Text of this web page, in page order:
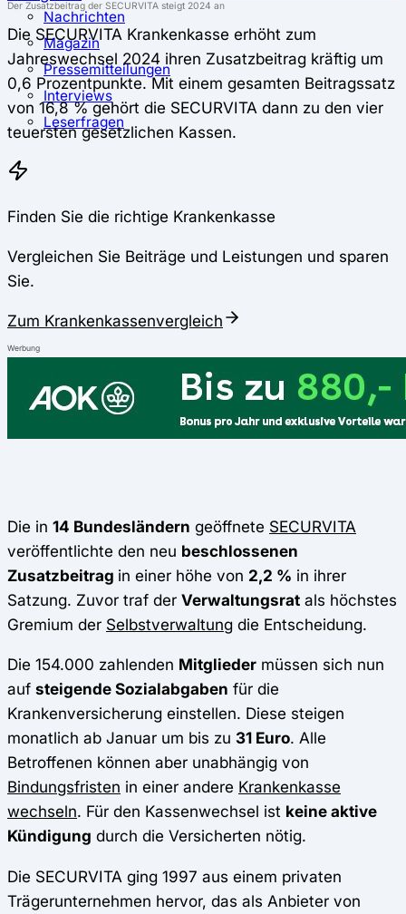
Nachrichten
Magazin
Pressemitteilungen
Interviews
Leserfragen
Der Zusatzbeitrag der SECURVITA steigt 2024 an
Die SECURVITA Krankenkasse erhöht zum
Jahreswechsel 2024 ihren Zusatzbeitrag kräftig um
0,6 Prozentpunkte. Mit einem gesamten Beitragssatz
von 16,8 % gehört die SECURVITA dann zu den vier
teuersten gesetzlichen Kassen.
Finden Sie die richtige Krankenkasse
Vergleichen Sie Beiträge und Leistungen und sparen
Sie.
Zum Krankenkassenvergleich
Werbung
Die in 14 Bundesländern geöffnete SECURVITA
veröffentlichte den neu beschlossenen
Zusatzbeitrag in einer höhe von 2,2 % in ihrer
Satzung. Zuvor traf der Verwaltungsrat als höchstes
Gremium der Selbstverwaltung die Entscheidung.
Die 154.000 zahlenden Mitglieder müssen sich nun
auf steigende Sozialabgaben für die
Krankenversicherung einstellen. Diese steigen
monatlich ab Januar um bis zu 31 Euro. Alle
Betroffenen können aber unabhängig von
Bindungsfristen in einer andere Krankenkasse
wechseln. Für den Kassenwechsel ist keine aktive
Kündigung durch die Versicherten nötig.
Die SECURVITA ging 1997 aus einem privaten
Trägerunternehmen hervor, das als Anbieter von